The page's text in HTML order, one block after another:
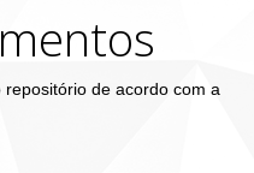
de acordo com a